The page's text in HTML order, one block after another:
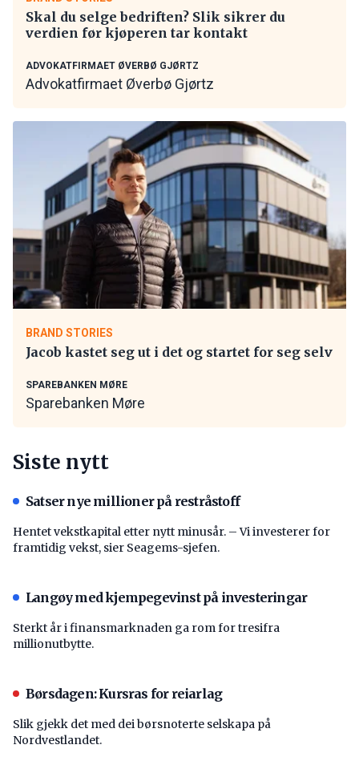
Skal du selge bedriften? Slik sikrer du
verdien før kjøperen tar kontakt
ADVOKATFIRMAET ØVERBØ GJØRTZ
Advokatfirmaet Øverbø Gjørtz
BRAND STORIES
Jacob kastet seg ut i det og startet for seg selv
SPAREBANKEN MØRE
Sparebanken Møre
Siste nytt
Satser nye millioner på restråstoff
Hentet vekstkapital etter nytt minusår. – Vi investerer for
framtidig vekst, sier Seagems-sjefen.
Langøy med kjempegevinst på investeringar
Sterkt år i finansmarknaden ga rom for tresifra
millionutbytte.
Børsdagen: Kursras for reiarlag
Slik gjekk det med dei børsnoterte selskapa på
Nordvestlandet.